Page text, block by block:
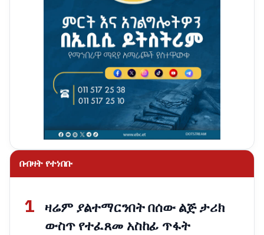
በብዛት የተነበቡ
1 ዛሬም ያልተማርንበት በሰው ልጅ ታሪክ
ውስጥ የተፈጸመ አስከፊ ጥፋት